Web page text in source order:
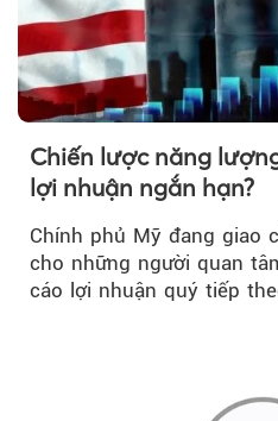
Chiến lược năng
lợi nhuận ngắn hạn?
Chính phủ Mỹ đang giao
cho những người quan
cáo lợi nhuận quý tiếp